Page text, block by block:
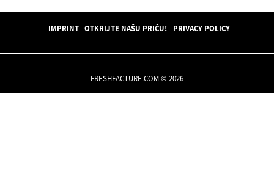
IMPRINT OTKRIJTE NAŠU PRIČU! PRIVACY POLICY
FRESHFACTURE.COM © 2026